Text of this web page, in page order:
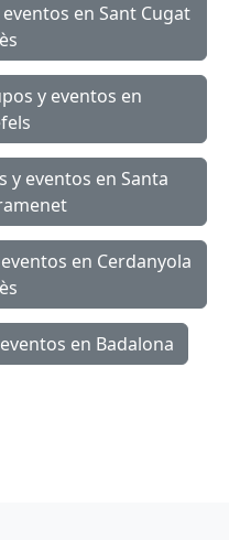
en Sant Cugat
y eventos en
y eventos en Santa
en Cerdanyola
en Badalona